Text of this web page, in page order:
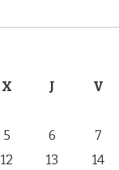
X J V
5 6 7
12 13 14